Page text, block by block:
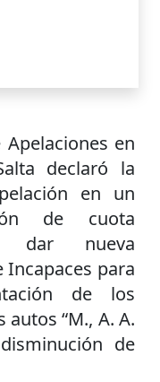
en
declaró la
en un
de cuota
dar nueva
Incapaces para
de los
“M., A. A.
de